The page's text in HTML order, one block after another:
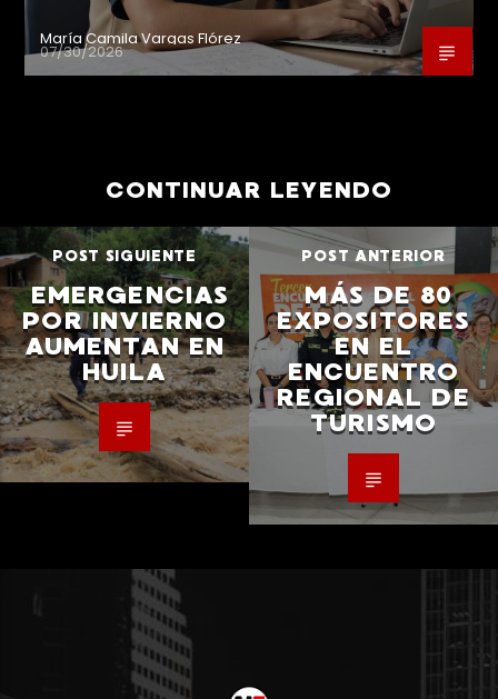
María Camila Vargas Flórez
07/30/2026
CONTINUAR LEYENDO
POST SIGUIENTE
EMERGENCIAS
POR INVIERNO
AUMENTAN EN
HUILA
POST ANTERIOR
MÁS DE 80
EXPOSITORES
EN EL
ENCUENTRO
REGIONAL DE
TURISMO